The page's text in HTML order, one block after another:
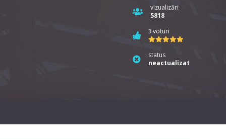
vizualizări
5818
3 voturi
status
neactualizat